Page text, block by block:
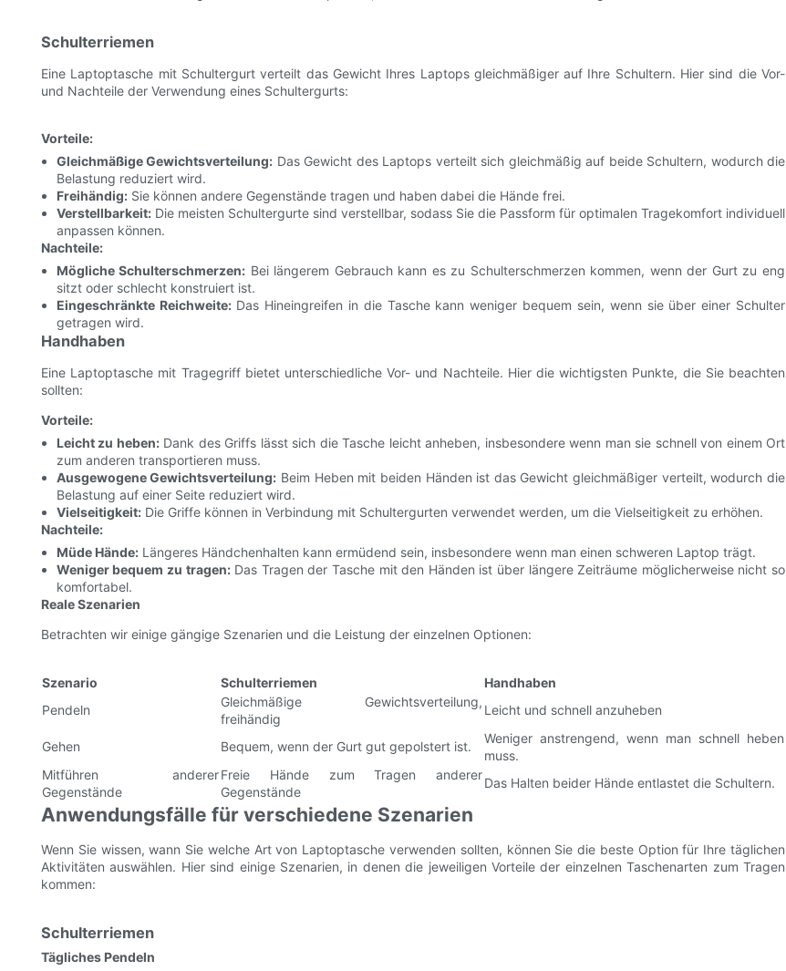
Schulterriemen
Eine Laptoptasche mit Schultergurt verteilt das Gewicht Ihres Laptops gleichmäßiger auf Ihre Schultern. Hier sind die Vor-
und Nachteile der Verwendung eines Schultergurts:
Vorteile:
Gleichmäßige Gewichtsverteilung: Das Gewicht des Laptops verteilt sich gleichmäßig auf beide Schultern, wodurch die
Belastung reduziert wird.
Freihändig:Sie können andere Gegenstände tragen und haben dabei die Hände frei.
Verstellbarkeit:Die meisten Schultergurte sind verstellbar, sodass Sie die Passform für optimalen Tragekomfort individuell
anpassen können.
Nachteile:
Mögliche Schulterschmerzen: Bei längerem Gebrauch kann es zu Schulterschmerzen kommen, wenn der Gurt zu eng
sitzt oder schlecht konstruiert ist.
Eingeschränkte Reichweite:Das Hineingreifen in die Tasche kann weniger bequem sein, wenn sie über einer Schulter
getragen wird.
Handhaben
Eine Laptoptasche mit Tragegriff bietet unterschiedliche Vor- und Nachteile. Hier die wichtigsten Punkte, die Sie beachten
sollten:
Vorteile:
Leicht zu heben:Dank des Griffs lässt sich die Tasche leicht anheben, insbesondere wenn man sie schnell von einem Ort
zum anderen transportieren muss.
Ausgewogene Gewichtsverteilung: Beim Heben mit beiden Händen ist das Gewicht gleichmäßiger verteilt, wodurch die
Belastung auf einer Seite reduziert wird.
Vielseitigkeit:Die Griffe können in Verbindung mit Schultergurten verwendet werden, um die Vielseitigkeit zu erhöhen.
Nachteile:
Müde Hände:Längeres Händchenhalten kann ermüdend sein, insbesondere wenn man einen schweren Laptop trägt.
Weniger bequem zu tragen:Das Tragen der Tasche mit den Händen ist über längere Zeiträume möglicherweise nicht so
komfortabel.
Reale Szenarien
Betrachten wir einige gängige Szenarien und die Leistung der einzelnen Optionen:
Szenario Schulterriemen
Handhaben
Pendeln
Gleichmäßige Gewichtsverteilung,
freihändig
Leicht und schnell anzuheben
Gehen Bequem, wenn der Gurt gut gepolstert ist.
Weniger anstrengend, wenn man schnell heben
muss.
Mitführen anderer
Gegenstände
Freie Hände zum Tragen anderer
Gegenstände
Das Halten beider Hände entlastet die Schultern.
Anwendungsfälle für verschiedene Szenarien
Wenn Sie wissen, wann Sie welche Art von Laptoptasche verwenden sollten, können Sie die beste Option für Ihre täglichen
Aktivitäten auswählen. Hier sind einige Szenarien, in denen die jeweiligen Vorteile der einzelnen Taschenarten zum Tragen
kommen:
Schulterriemen
Tägliches Pendeln